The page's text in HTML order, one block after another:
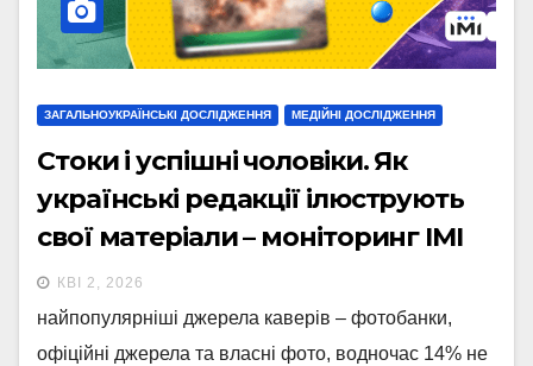
ЗАГАЛЬНОУКРАЇНСЬКІ ДОСЛІДЖЕННЯ МЕДІЙНІ ДОСЛІДЖЕННЯ
Стоки і успішні чоловіки. Як
українські редакції ілюструють
свої матеріали – моніторинг ІМІ
КВІ 2, 2026
найпопулярніші джерела каверів – фотобанки,
офіційні джерела та власні фото, водночас 14% не